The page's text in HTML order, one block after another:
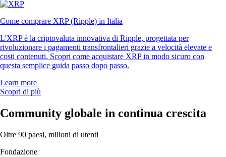
Come comprare XRP (Ripple) in Italia
L'XRP è la criptovaluta innovativa di Ripple, progettata per
rivoluzionare i pagamenti transfrontalieri grazie a velocità elevate e
costi contenuti. Scopri come acquistare XRP in modo sicuro con
questa semplice guida passo dopo passo.
Learn more
Scopri di più
Community globale in continua crescita
Oltre 90 paesi, milioni di utenti
Fondazione